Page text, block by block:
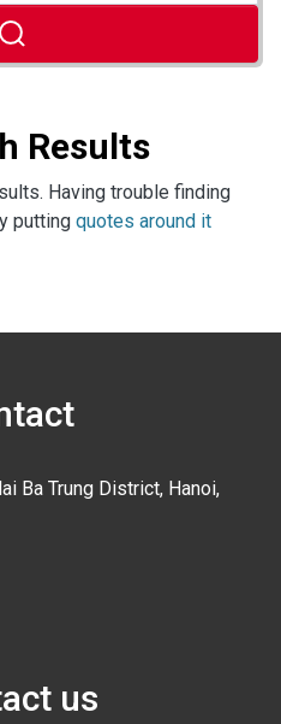
Results
Having trouble finding
putting quotes around it
Ba Trung District, Hanoi,
us